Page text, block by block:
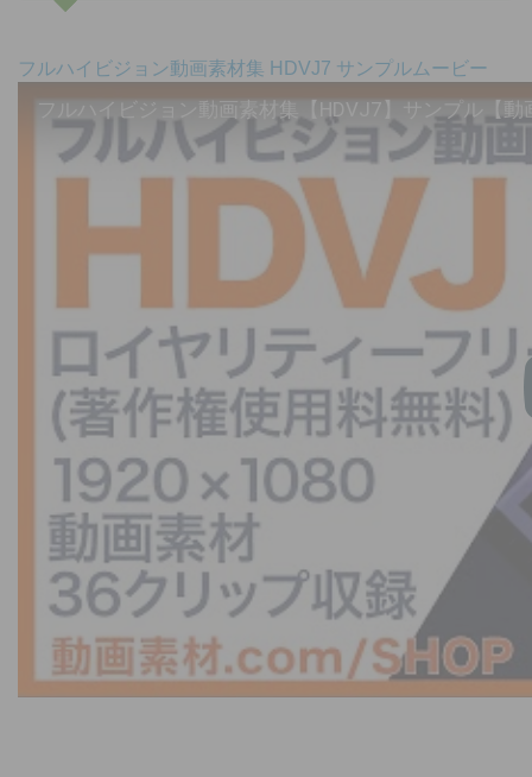
フルハイビジョン動画素材集 HDVJ7 サンプルムービー
フルハイビジョン動画素材集【HDVJ7】サンプル【